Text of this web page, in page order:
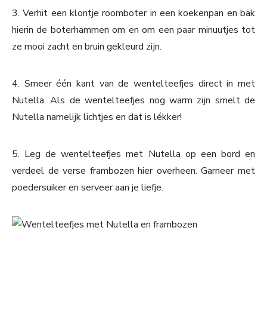
3. Verhit een klontje roomboter in een koekenpan en bak
hierin de boterhammen om en om een paar minuutjes tot
ze mooi zacht en bruin gekleurd zijn.
4. Smeer één kant van de wentelteefjes direct in met
Nutella. Als de wentelteefjes nog warm zijn smelt de
Nutella namelijk lichtjes en dat is lékker!
5. Leg de wentelteefjes met Nutella op een bord en
verdeel de verse frambozen hier overheen. Garneer met
poedersuiker en serveer aan je liefje.